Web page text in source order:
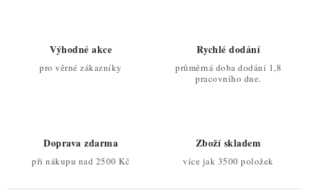
Výhodné akce
pro věrné zákazníky
Rychlé dodání
průměrná doba dodání 1,8
pracovního dne.
Doprava zdarma
při nákupu nad 2500 Kč
Zboží skladem
více jak 3500 položek